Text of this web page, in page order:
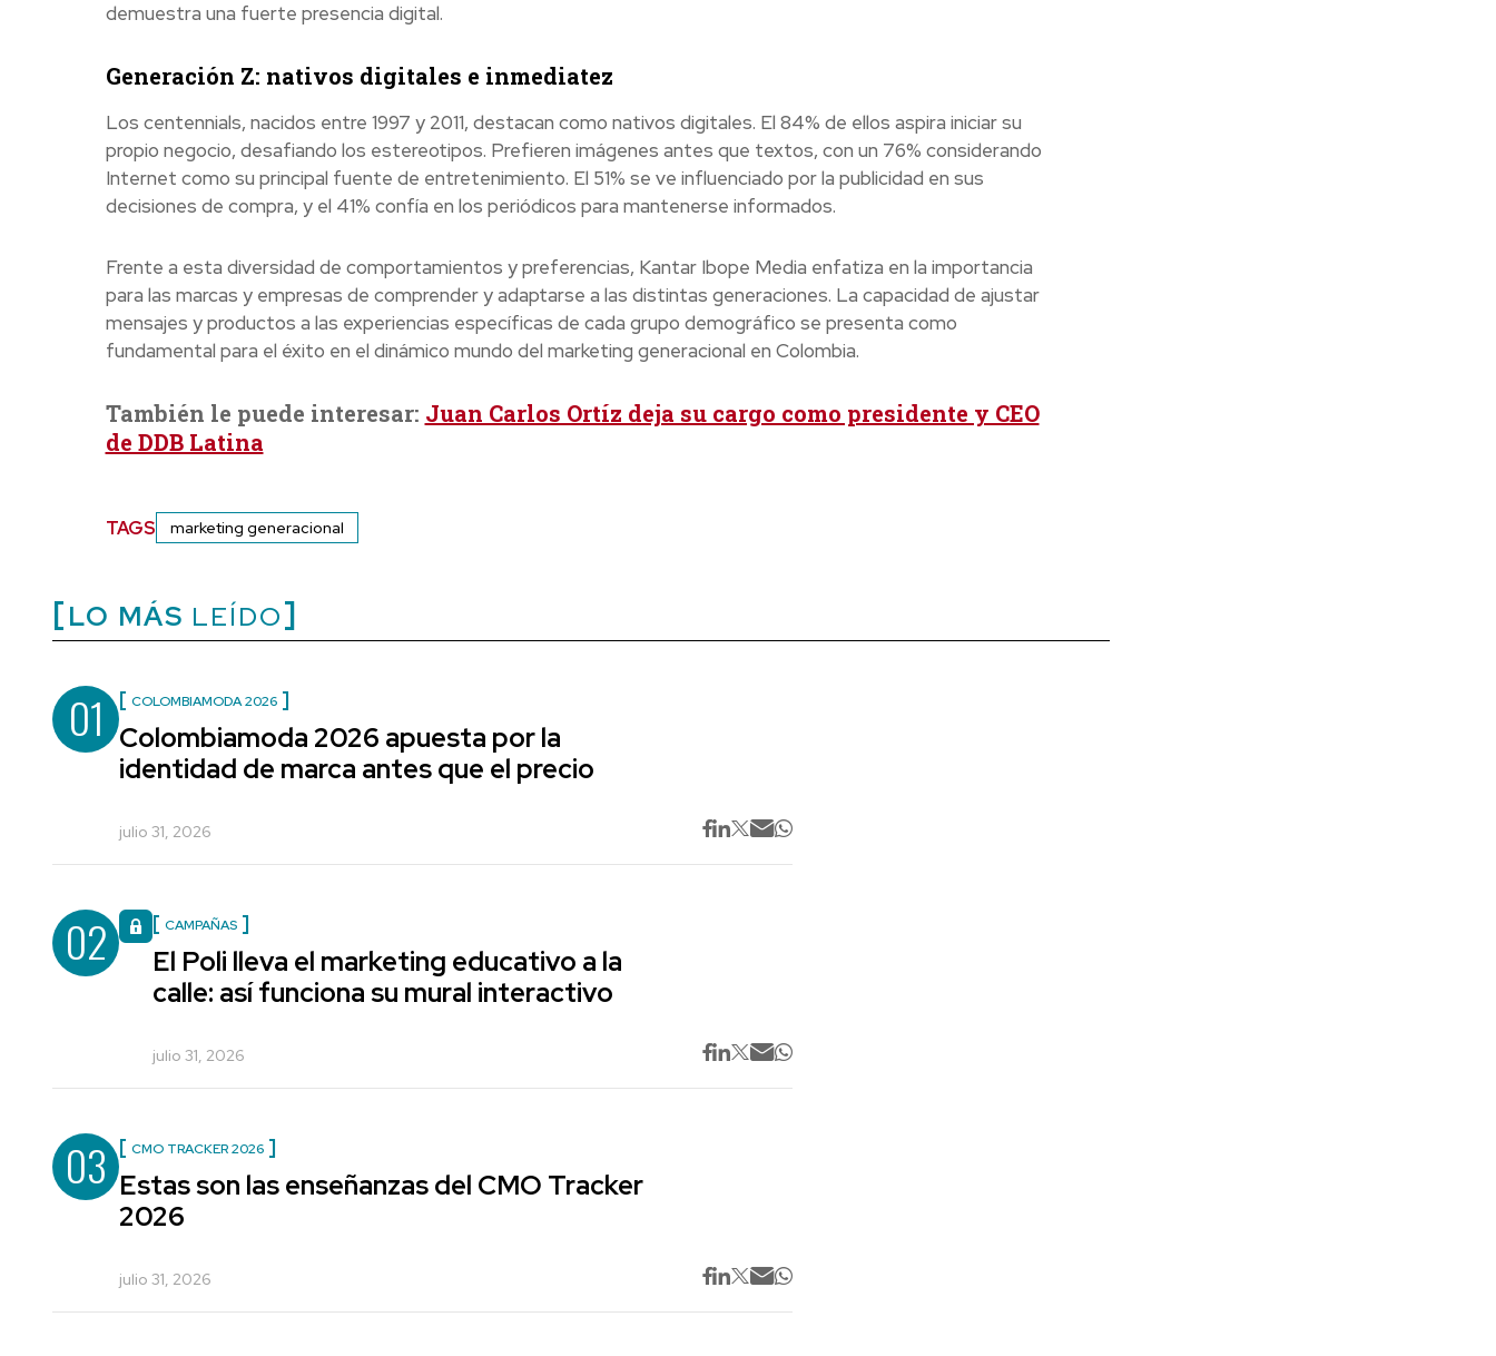
demuestra una fuerte presencia digital.
Generación Z: nativos digitales e inmediatez
Los centennials, nacidos entre 1997 y 2011, destacan como nativos digitales. El 84% de ellos aspira iniciar su
propio negocio, desafiando los estereotipos. Prefieren imágenes antes que textos, con un 76% considerando
Internet como su principal fuente de entretenimiento. El 51% se ve influenciado por la publicidad en sus
decisiones de compra, y el 41% confía en los periódicos para mantenerse informados.
Frente a esta diversidad de comportamientos y preferencias, Kantar Ibope Media enfatiza en la importancia
para las marcas y empresas de comprender y adaptarse a las distintas generaciones. La capacidad de ajustar
mensajes y productos a las experiencias específicas de cada grupo demográfico se presenta como
fundamental para el éxito en el dinámico mundo del marketing generacional en Colombia.
También le puede interesar: Juan Carlos Ortíz deja su cargo como presidente y CEO
de DDB Latina
TAGS marketing generacional
LO MÁS LEÍDO
01 COLOMBIAMODA 2026
Colombiamoda 2026 apuesta por la
identidad de marca antes que el precio
julio 31, 2026
02 CAMPAÑAS
El Poli lleva el marketing educativo a la
calle: así funciona su mural interactivo
julio 31, 2026
03 CMO TRACKER 2026
Estas son las enseñanzas del CMO Tracker
2026
julio 31, 2026